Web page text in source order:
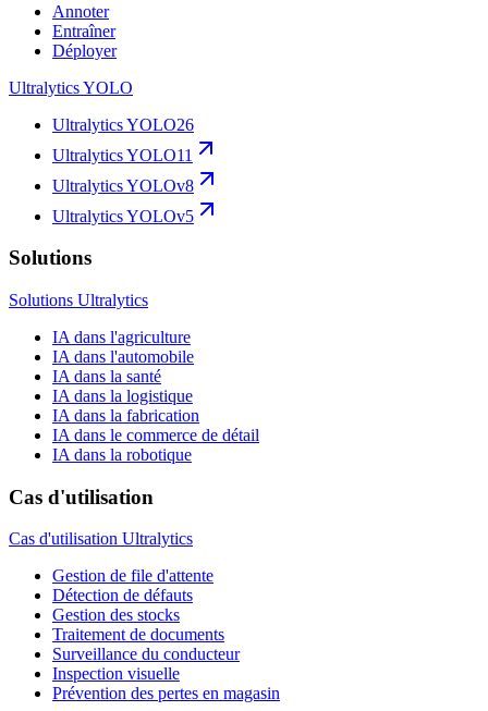
Annoter
Entraîner
Déployer
Ultralytics YOLO
Ultralytics YOLO26
Ultralytics YOLO11
Ultralytics YOLOv8
Ultralytics YOLOv5
Solutions
Solutions Ultralytics
IA dans l'agriculture
IA dans l'automobile
IA dans la santé
IA dans la logistique
IA dans la fabrication
IA dans le commerce de détail
IA dans la robotique
Cas d'utilisation
Cas d'utilisation Ultralytics
Gestion de file d'attente
Détection de défauts
Gestion des stocks
Traitement de documents
Surveillance du conducteur
Inspection visuelle
Prévention des pertes en magasin